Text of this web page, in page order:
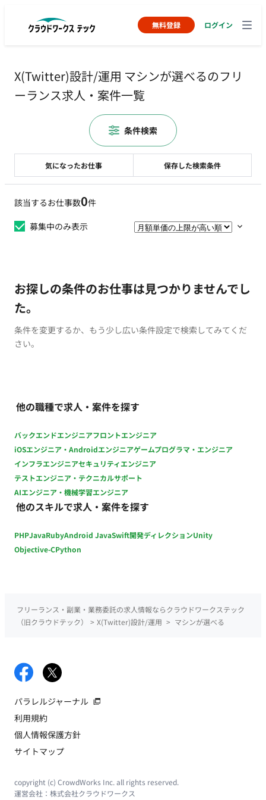
無料登録 ログイン
X(Twitter)設計/運用 マシンが選べるのフリ
ーランス求人・案件一覧
該当するお仕事数0件
募集中のみ表示
お探しの条件のお仕事は見つかりませんでし
た。
条件を変更するか、もう少し広い条件設定で検索してみてくだ
さい。
他の職種で求人・案件を探す
バックエンドエンジニアフロントエンジニア
iOSエンジニア・Androidエンジニアゲームプログラマ・エンジニア
インフラエンジニアセキュリティエンジニア
テストエンジニア・テクニカルサポート
AIエンジニア・機械学習エンジニア
他のスキルで求人・案件を探す
PHPJavaRubyAndroid JavaSwift開発ディレクションUnity
Objective-CPython
気になったお仕事 保存した検索条件
条件検索
フリーランス・副業・業務委託の求人情報ならクラウドワークステック
（旧クラウドテック）
> X(Twitter)設計/運用 > マシンが選べる
パラレルジャーナル
利用規約
個人情報保護方針
サイトマップ
copyright (c) CrowdWorks Inc. all rights reserved.
運営会社： 株式会社クラウドワークス